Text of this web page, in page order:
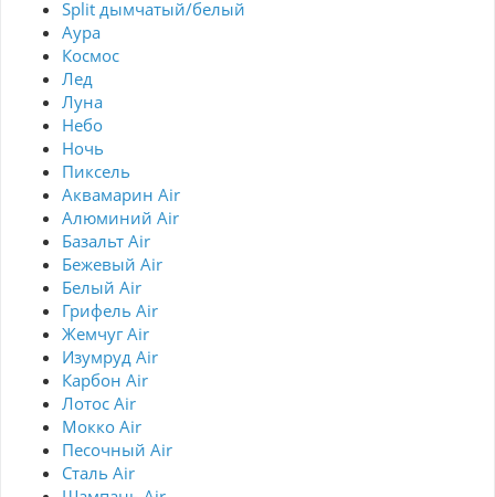
Split дымчатый/белый
Аура
Космос
Лед
Луна
Небо
Ночь
Пиксель
Аквамарин Air
Алюминий Air
Базальт Air
Бежевый Air
Белый Air
Грифель Air
Жемчуг Air
Изумруд Air
Карбон Air
Лотос Air
Мокко Air
Песочный Air
Сталь Air